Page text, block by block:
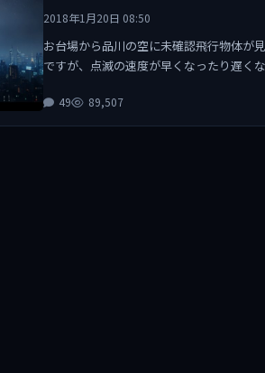
2018年1月20日 08:50
お台場から品川の空に未確認飛行物体が
ですが、点滅の速度が早くなったり遅く
49 89,507